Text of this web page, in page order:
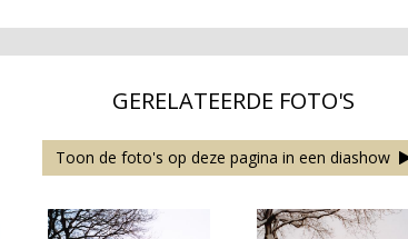
GERELATEERDE FOTO'S
Toon de foto's op deze pagina in een diashow